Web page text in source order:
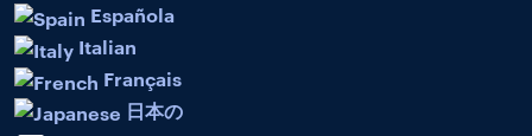
Española
Italian
Français
日本の